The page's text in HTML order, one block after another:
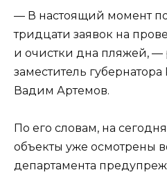
— В настоящий момент
тридцати заявок на
и очистки дна пляжей, —
заместитель
Вадим Артемов.
По его словам, на
объекты уже осмотрены
департамента